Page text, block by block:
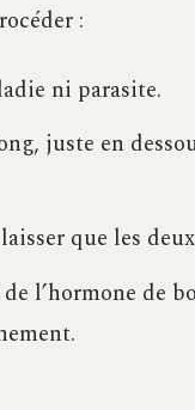
:
ni parasite.
juste en
que les
l’hormone de